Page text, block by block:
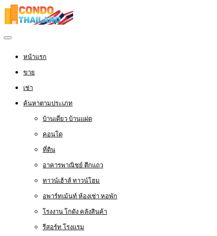
หน้าแรก
ขาย
เช่า
ค้นหาตามประเภท
บ้านเดี่ยว บ้านแฝด
คอนโด
ที่ดิน
อาคารพาณิชย์ ตึกแถว
ทาวน์เฮ้าส์ ทาวน์โฮม
อพาร์ทเม้นท์ ห้องเช่า หอพัก
โรงงาน โกดัง คลังสินค้า
รีสอร์ท โรงแรม